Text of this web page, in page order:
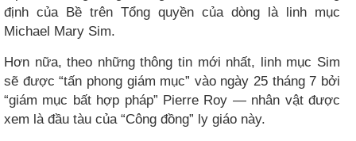
định của Bề trên Tổng quyền của dòng là linh mục
Michael Mary Sim.
Hơn nữa, theo những thông tin mới nhất, linh mục Sim
sẽ được “tấn phong giám mục” vào ngày 25 tháng 7 bởi
“giám mục bất hợp pháp” Pierre Roy — nhân vật được
xem là đầu tàu của “Công đồng” ly giáo này.